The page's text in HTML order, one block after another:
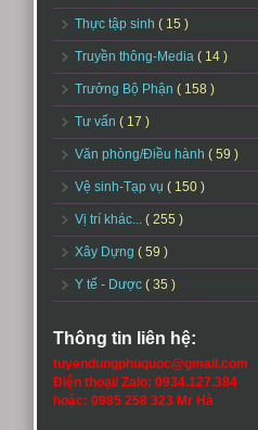
Thực tập sinh ( 15 )
Truyền thông-Media ( 14 )
Trưởng Bộ Phận ( 158 )
Tư vấn ( 17 )
Văn phòng/Điều hành ( 59 )
Vệ sinh-Tạp vụ ( 150 )
Vị trí khác... ( 255 )
Xây Dựng ( 59 )
Y tế - Dược ( 35 )
Thông tin liên hệ:
tuyendungphuquoc@gmail.com
Điện thoại/ Zalo: 0934.127.384
hoặc: 0985 258 323 Mr Hà